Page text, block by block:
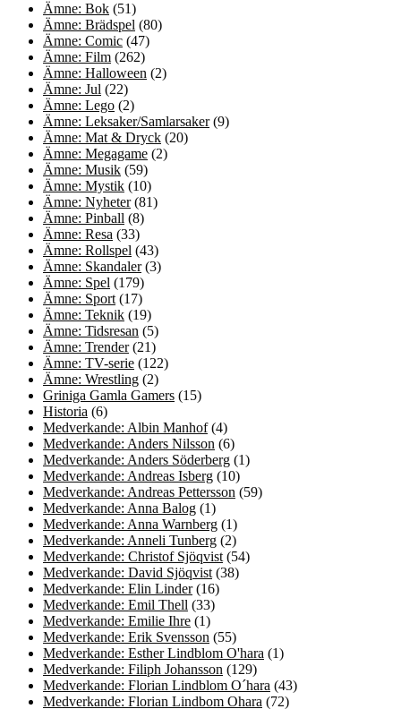
Ämne: Bok (51)
Ämne: Brädspel (80)
Ämne: Comic (47)
Ämne: Film (262)
Ämne: Halloween (2)
Ämne: Jul (22)
Ämne: Lego (2)
Ämne: Leksaker/Samlarsaker(9)
Ämne: Mat & Dryck (20)
Ämne: Megagame (2)
Ämne: Musik (59)
Ämne: Mystik (10)
Ämne: Nyheter(81)
Ämne: Pinball (8)
Ämne: Resa (33)
Ämne: Rollspel (43)
Ämne: Skandaler(3)
Ämne: Spel (179)
Ämne: Sport (17)
Ämne: Teknik (19)
Ämne: Tidsresan (5)
Ämne: Trender(21)
Ämne: TV-serie (122)
Ämne: Wrestling (2)
Griniga Gamla Gamers (15)
Historia (6)
Medverkande: Albin Manhof(4)
Medverkande: Anders Nilsson (6)
Medverkande: Anders Söderberg (1)
Medverkande: Andreas Isberg (10)
Medverkande: Andreas Pettersson (59)
Medverkande: Anna Balog (1)
Medverkande: Anna Warnberg (1)
Medverkande: Anneli Tunberg (2)
Medverkande: Christof Sjöqvist (54)
Medverkande: David Sjöqvist (38)
Medverkande: Elin Linder(16)
Medverkande: Emil Thell (33)
Medverkande: Emilie Ihre (1)
Medverkande: Erik Svensson (55)
Medverkande: Esther Lindblom O'hara (1)
Medverkande: Filiph Johansson (129)
Medverkande: Florian Lindblom O´hara (43)
Medverkande: Florian Lindbom Ohara (72)